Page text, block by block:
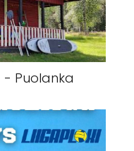
Puolanka